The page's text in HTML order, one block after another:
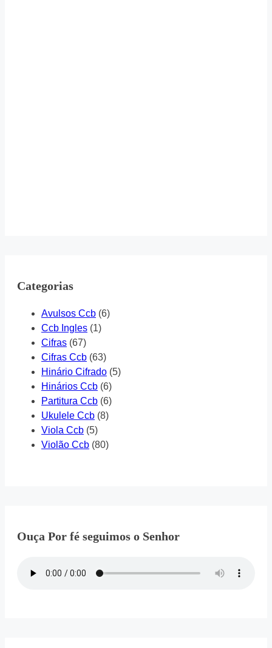
Categorias
Avulsos Ccb (6)
Ccb Ingles (1)
Cifras (67)
Cifras Ccb (63)
Hinário Cifrado (5)
Hinários Ccb (6)
Partitura Ccb (6)
Ukulele Ccb (8)
Viola Ccb (5)
Violão Ccb (80)
Ouça Por fé seguimos o Senhor